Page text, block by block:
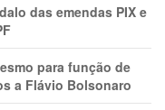
das emendas PIX e
para função de
a Flávio Bolsonaro